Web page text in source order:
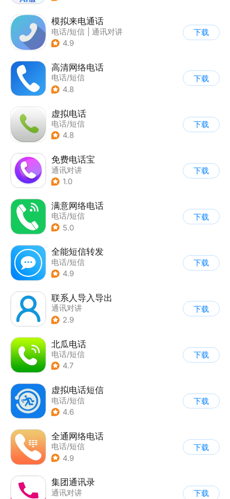
模拟来电通话
电话/短信
通讯对讲
4.9
下载
高清网络电话
电话/短信
4.8
下载
虚拟电话
电话/短信
4.8
下载
免费电话宝
通讯对讲
1.0
下载
满意网络电话
电话/短信
5.0
下载
全能短信转发
电话/短信
4.9
下载
联系人导入导出
通讯对讲
2.9
下载
北瓜电话
电话/短信
4.7
下载
虚拟电话短信
电话/短信
4.6
下载
全通网络电话
电话/短信
4.9
下载
集团通讯录
通讯对讲
下载